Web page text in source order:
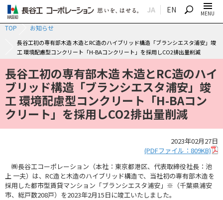
JA EN
SEARCH MENU
TOP お知らせ
長谷工初の専有部木造 木造とRC造のハイブリッド構造「ブランシエスタ浦安」竣
工 環境配慮型コンクリート「H-BAコンクリート」を採用しCO2排出量削減
長谷工初の専有部木造 木造とRC造のハイ
ブリッド構造「ブランシエスタ浦安」竣
工 環境配慮型コンクリート「H-BAコン
クリート」を採用しCO2排出量削減
2023年02月27日
(PDFファイル：809KB)
㈱長谷工コーポレーション（本社：東京都港区、代表取締役社長：池
上 一夫）は、RC造と木造のハイブリッド構造で、当社初の専有部木造を
採用した都市型賃貸マンション「ブランシエスタ浦安」※（千葉県浦安
市、総戸数208戸）を2023年2月15日に竣工いたしました。